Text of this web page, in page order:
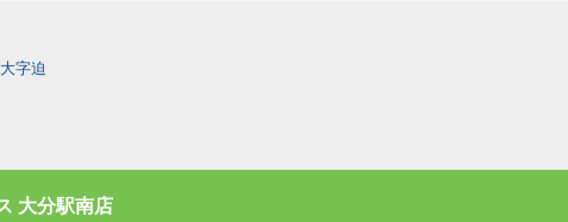
大字迫
大分駅南店